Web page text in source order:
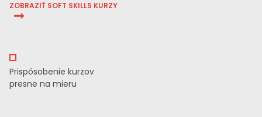
ZOBRAZIŤ SOFT SKILLS KURZY
Prispôsobenie kurzov
presne na mieru